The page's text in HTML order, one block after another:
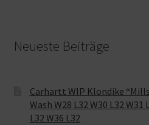
Neueste Beiträge
Carhartt WIP Klondike
Wash W28 L32 W30 L32 W31
L32 W36 L32